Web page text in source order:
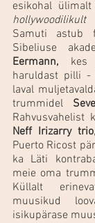
Samuti astub
Sibeliuse
Eermann, kes
haruldast pilli -
laval
trummidel
Neff Irizarry trio
Puerto Ricost
ka Läti
meie oma
Küllalt
muusikud
isikupärase